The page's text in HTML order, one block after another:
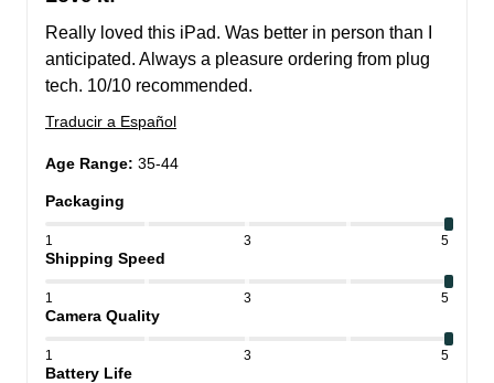
Really loved this iPad. Was better in person than I
anticipated. Always a pleasure ordering from plug
tech. 10/10 recommended.
Traducir a Español
Age Range: 35-44
Packaging
1 3 5
Shipping Speed
1 3 5
Camera Quality
1 3 5
Battery Life